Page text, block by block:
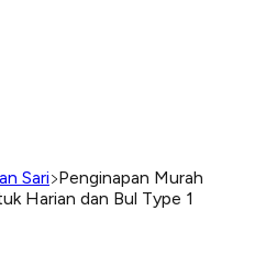
Sari Penginapan Murah
Harian dan Bul Type 1